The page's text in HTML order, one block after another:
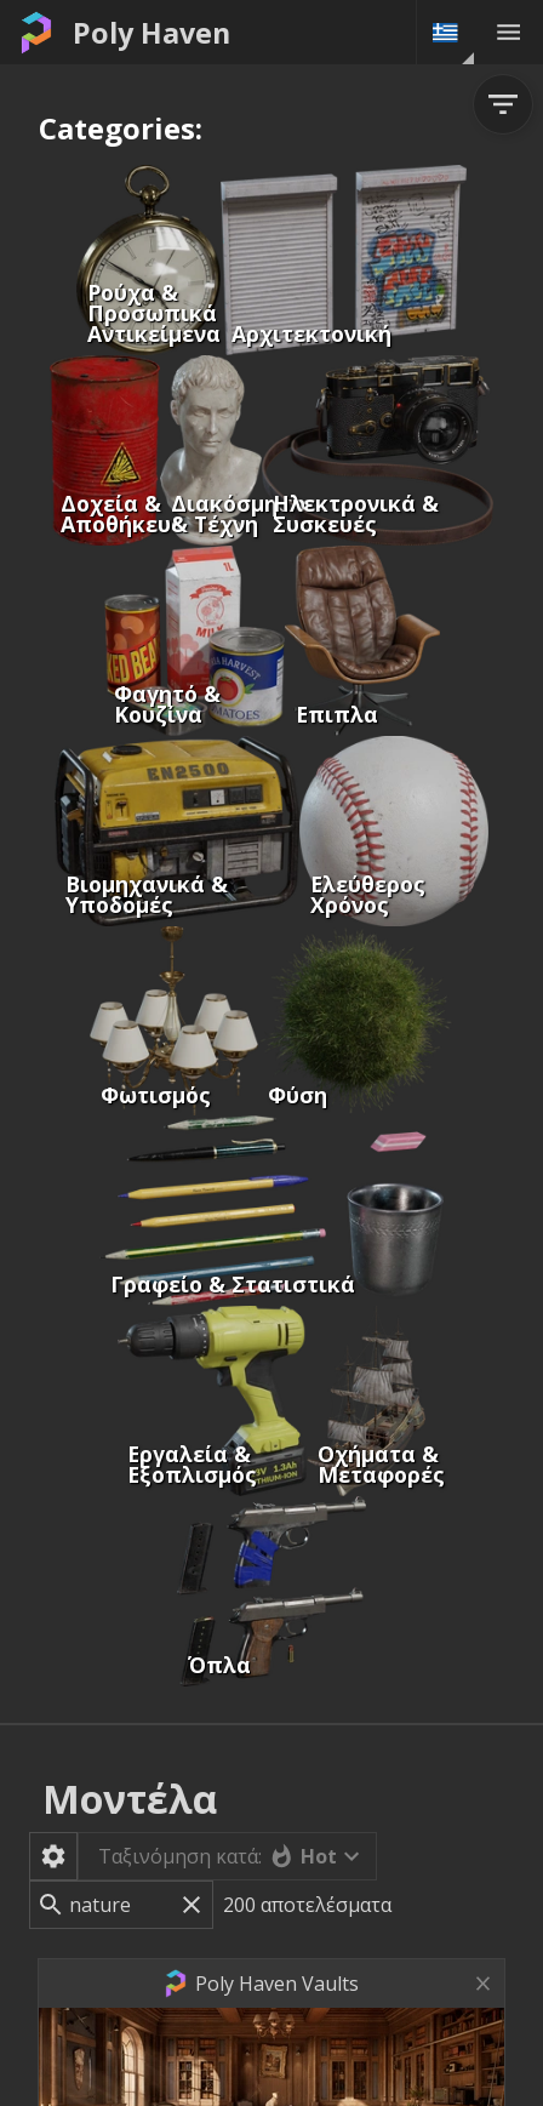
Poly Haven
Categories:
Ρούχα &
Προσωπικά
Αντικείμενα Αρχιτεκτονική
Δοχεία &
Αποθήκευση
Διακόσμηση
& Τέχνη
Ηλεκτρονικά &
Συσκευές
Φαγητό &
Κουζίνα Επιπλα
Βιομηχανικά &
Υποδομές
Ελεύθερος
Χρόνος
Φωτισμός Φύση
Γραφείο & Στατιστικά
Εργαλεία &
Εξοπλισμός
Οχήματα &
Μεταφορές
Όπλα
Μοντέλα
Ταξινόμηση κατά:
Hot
200 αποτελέσματα
Poly Haven Vaults